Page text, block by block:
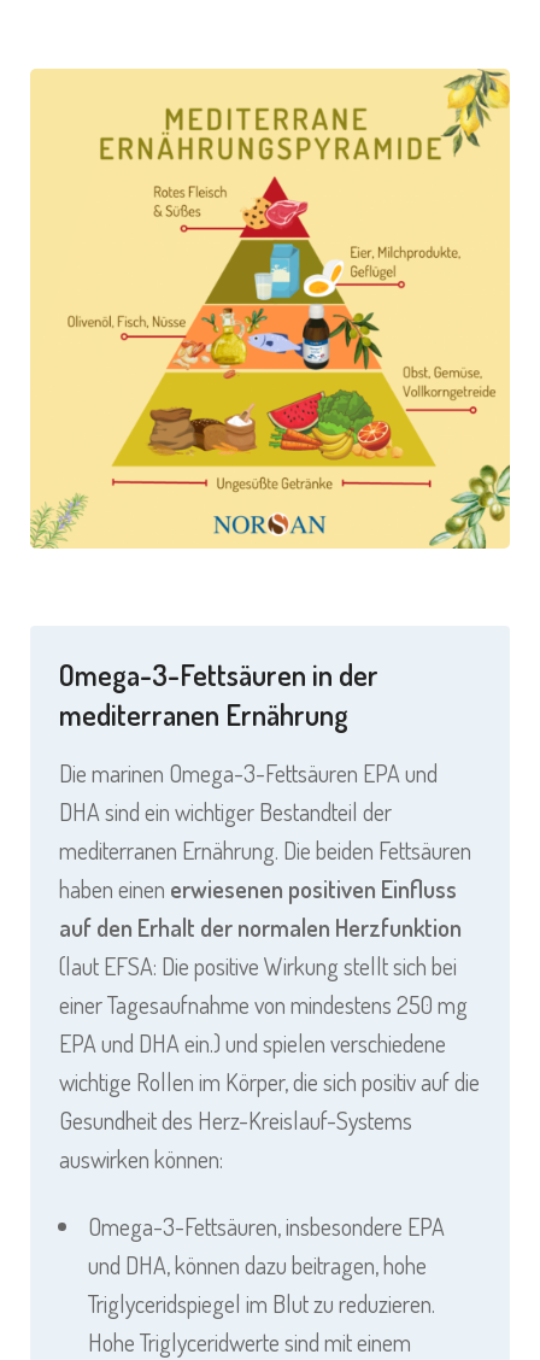
Omega-3-Fettsäuren in der
mediterranen Ernährung
Die marinen Omega-3-Fettsäuren EPA und
DHA sind ein wichtiger Bestandteil der
mediterranen Ernährung. Die beiden Fettsäuren
haben einen erwiesenen positiven Einfluss
auf den Erhalt der normalen Herzfunktion
(laut EFSA: Die positive Wirkung stellt sich bei
einer Tagesaufnahme von mindestens 250 mg
EPA und DHA ein.) und spielen verschiedene
wichtige Rollen im Körper, die sich positiv auf die
Gesundheit des Herz-Kreislauf-Systems
auswirken können:
Omega-3-Fettsäuren, insbesondere EPA
und DHA, können dazu beitragen, hohe
Triglyceridspiegel im Blut zu reduzieren.
Hohe Triglyceridwerte sind mit einem